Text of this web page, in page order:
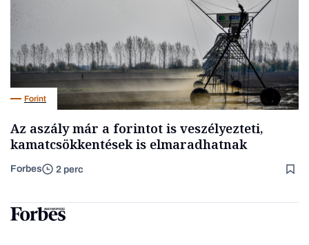
Forint
Az aszály már a forintot is veszélyezteti,
kamatcsökkentések is elmaradhatnak
Forbes 2 perc